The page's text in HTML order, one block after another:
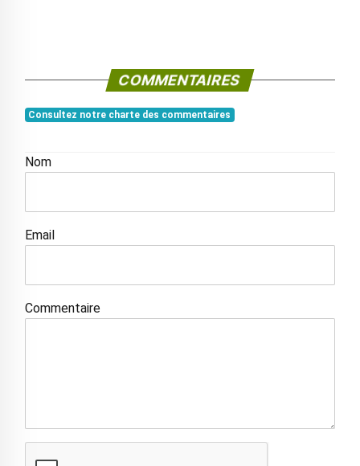
COMMENTAIRES
Consultez notre charte des commentaires
Nom
Email
Commentaire